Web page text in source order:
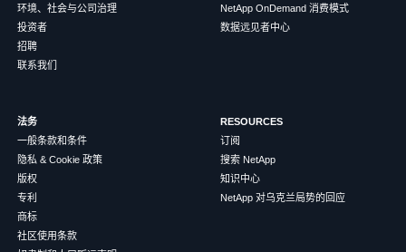
环境、社会与公司治理
投资者
招聘
联系我们
NetApp OnDemand 消费模式
数据远见者中心
法务
一般条款和条件
隐私 & Cookie 政策
版权
专利
商标
社区使用条款
RESOURCES
订阅
搜索 NetApp
知识中心
NetApp 对乌克兰局势的回应